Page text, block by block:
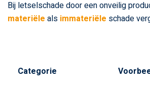
Bij letselschade door een onveilig
materiële als immateriële schade
Categorie